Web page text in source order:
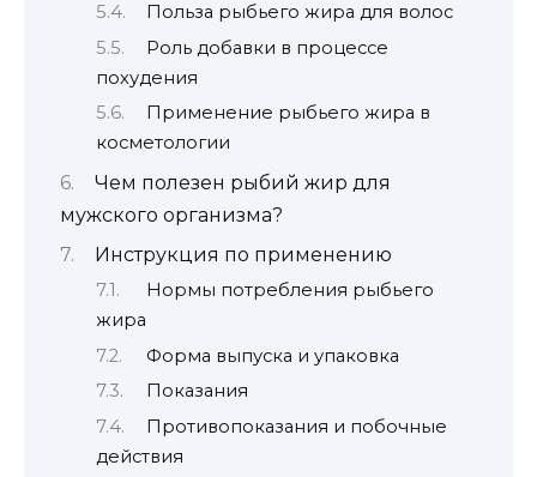
Польза рыбьего жира для волос
Роль добавки в процессе
похудения
Применение рыбьего жира в
косметологии
Чем полезен рыбий жир для
мужского организма?
Инструкция по применению
Нормы потребления рыбьего
жира
Форма выпуска и упаковка
Показания
Противопоказания и побочные
действия